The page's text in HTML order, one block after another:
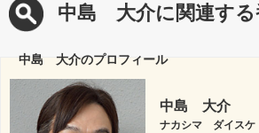
中島 大介に関連する
中島 大介のプロフィール
中島 大介
ナカシマ ダイスケ